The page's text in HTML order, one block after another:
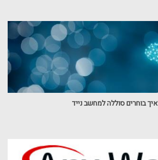
איך בוחרים סוללה למחשב נייד